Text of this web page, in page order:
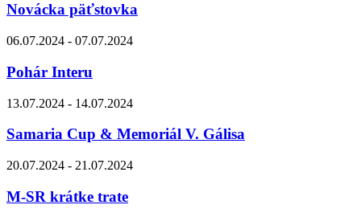
Novácka päťstovka
06.07.2024 - 07.07.2024
Pohár Interu
13.07.2024 - 14.07.2024
Samaria Cup & Memoriál V. Gálisa
20.07.2024 - 21.07.2024
M-SR krátke trate